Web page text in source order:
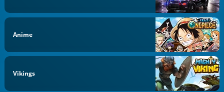
Anime
Vikings